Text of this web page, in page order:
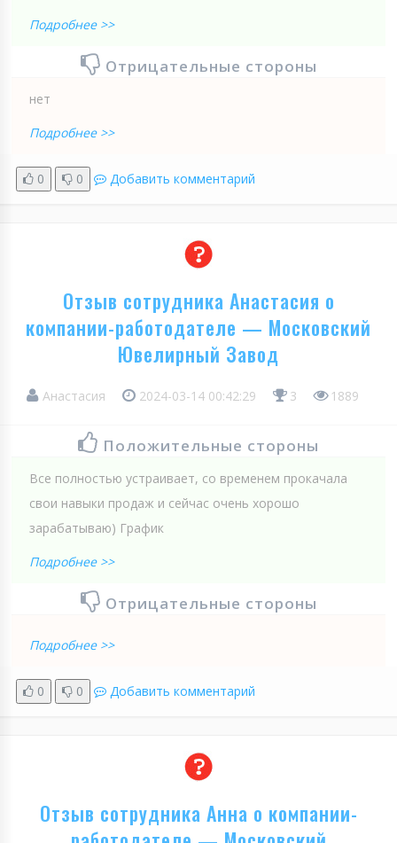
Подробнее >>
Отрицательные стороны
нет
Подробнее >>
0 0 Добавить комментарий
Отзыв сотрудника Анастасия о
компании-работодателе — Московский
Ювелирный Завод
Анастасия 2024-03-14 00:42:29 3 1889
Положительные стороны
Все полностью устраивает, со временем прокачала
свои навыки продаж и сейчас очень хорошо
зарабатываю) График
Подробнее >>
Отрицательные стороны
Подробнее >>
0 0 Добавить комментарий
Отзыв сотрудника Анна о компании-